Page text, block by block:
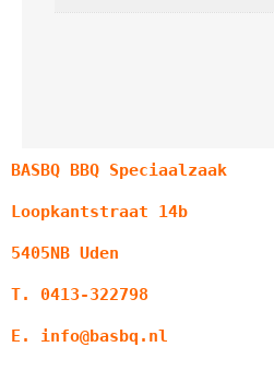
BASBQ BBQ Speciaalzaak
Loopkantstraat 14b
5405NB Uden
T. 0413-322798
E. info@basbq.nl